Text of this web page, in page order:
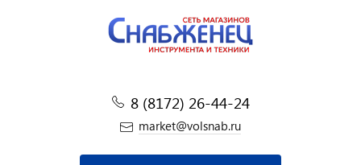
8 (8172) 26-44-24
market@volsnab.ru